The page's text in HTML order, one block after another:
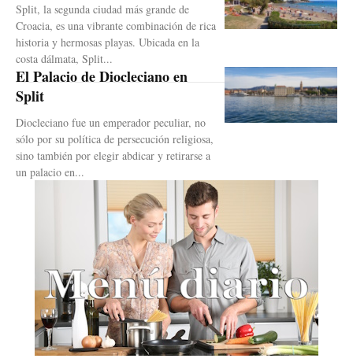
Split, la segunda ciudad más grande de
Croacia, es una vibrante combinación de rica
historia y hermosas playas. Ubicada en la
costa dálmata, Split...
El Palacio de Diocleciano en
Split
Diocleciano fue un emperador peculiar, no
sólo por su política de persecución religiosa,
sino también por elegir abdicar y retirarse a
un palacio en...